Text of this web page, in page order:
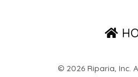
© 2026 Riparia, Inc.